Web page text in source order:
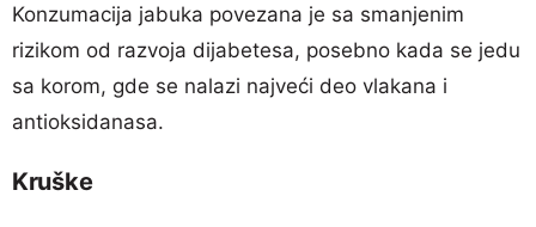
Konzumacija jabuka povezana je sa smanjenim
rizikom od razvoja dijabetesa, posebno kada se jedu
sa korom, gde se nalazi najveći deo vlakana i
antioksidanasa.
Kruške